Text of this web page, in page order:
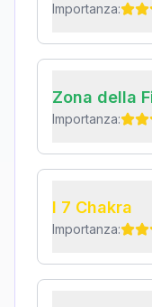
Importanza:
Zona della
Importanza:
I 7 Chakra
Importanza: